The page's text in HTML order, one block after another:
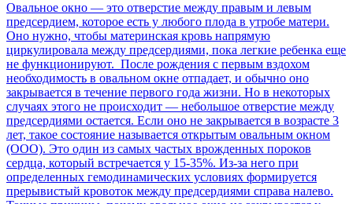
Овальное окно — это отверстие между правым и левым
предсердием, которое есть у любого плода в утробе матери.
Оно нужно, чтобы материнская кровь напрямую
циркулировала между предсердиями, пока легкие ребенка еще
не функционируют. После рождения с первым вздохом
необходимость в овальном окне отпадает, и обычно оно
закрывается в течение первого года жизни. Но в некоторых
случаях этого не происходит — небольшое отверстие между
предсердиями остается. Если оно не закрывается в возрасте 3
лет, такое состояние называется открытым овальным окном
(ООО). Это один из самых частых врожденных пороков
сердца, который встречается у 15-35%. Из-за него при
определенных гемодинамических условиях формируется
прерывистый кровоток между предсердиями справа налево.